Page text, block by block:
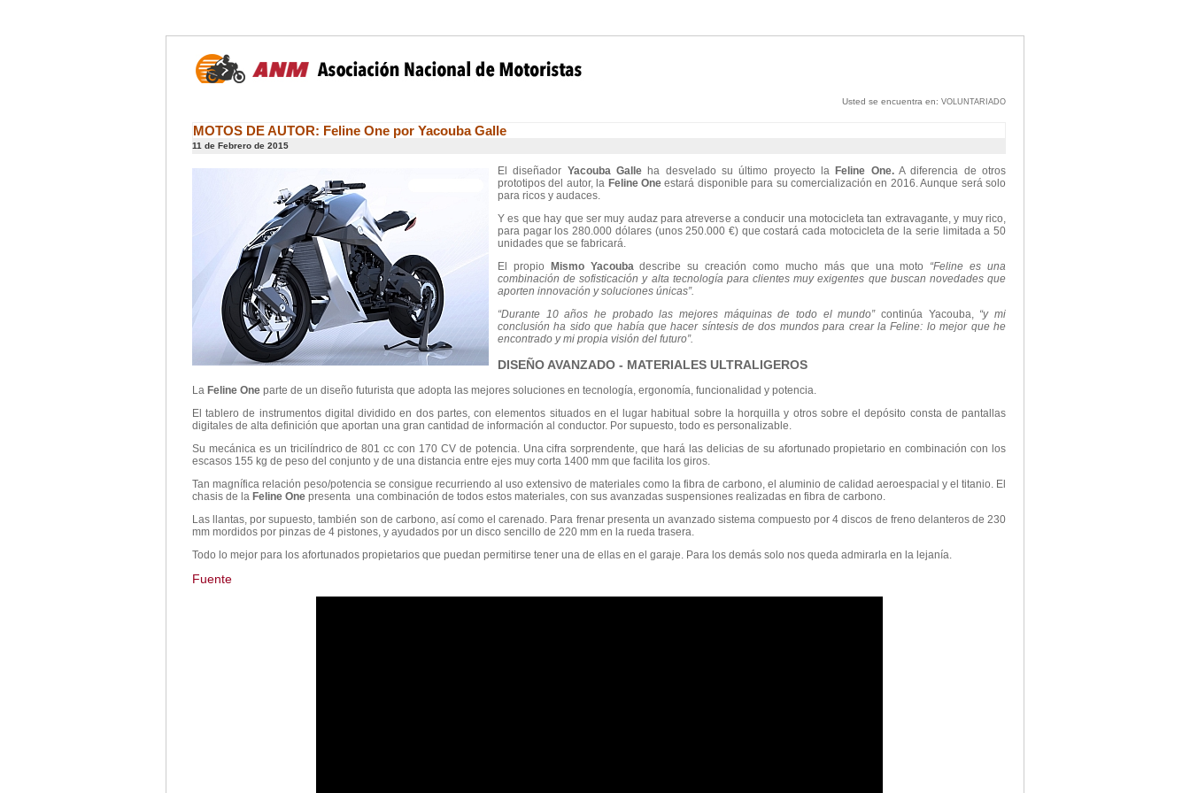
Usted se encuentra en: VOLUNTARIADO
MOTOS DE AUTOR: Feline One por Yacouba Galle
11 de Febrero de 2015
El diseñador Yacouba Galle ha desvelado su último proyecto la Feline One.A diferencia de otros
prototipos del autor, la Feline One estará disponible para su comercialización en 2016. Aunque será solo
para ricos y audaces.
Y es que hay que ser muy audaz para atreverse a conducir una motocicleta tan extravagante, y muy rico,
para pagar los 280.000 dólares (unos 250.000 €) que costará cada motocicleta de la serie limitada a 50
unidades que se fabricará.
El propio
Mismo Yacoubadescribe su creación como mucho más que una moto “Feline es una
combinación de sofisticación y alta tecnología para clientes muy exigentes que buscan novedades que
aporten innovación y soluciones únicas”.
“Durante 10 años he probado las mejores máquinas de todo el mundo” continúa Yacouba, “y mi
conclusión ha sido que había que hacer síntesis de dos mundos para crear la Feline: lo mejor que he
encontrado y mi propia visión del futuro”.
DISEÑO AVANZADO - MATERIALES ULTRALIGEROS
La Feline One parte de un diseño futurista que adopta las mejores soluciones en tecnología, ergonomía, funcionalidad y potencia.
El tablero de instrumentos digital dividido en dos partes, con elementos situados en el lugar habitual sobre la horquilla y otros sobre el depósito consta de pantallas
digitales de alta definición que aportan una gran cantidad de información al conductor. Por supuesto, todo es personalizable.
Su mecánica es un tricilíndrico de 801 cc con 170 CV de potencia. Una cifra sorprendente, que hará las delicias de su afortunado propietario en combinación con los
escasos 155 kg de peso del conjunto y de una distancia entre ejes muy corta 1400 mm que facilita los giros.
Tan magnífica relación peso/potencia se consigue recurriendo al uso extensivo de materiales como la fibra de carbono, el aluminio de calidad aeroespacial y el titanio. El
chasis de la Feline One presenta una combinación de todos estos materiales, con sus avanzadas suspensiones realizadas en fibra de carbono.
Las llantas, por supuesto, también son de carbono, así como el carenado. Para frenar presenta un avanzado sistema compuesto por 4 discos de freno delanteros de 230
mm mordidos por pinzas de 4 pistones, y ayudados por un disco sencillo de 220 mm en la rueda trasera.
Todo lo mejor para los afortunados propietarios que puedan permitirse tener una de ellas en el garaje. Para los demás solo nos queda admirarla en la lejanía.
Fuente